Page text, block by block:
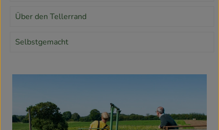
Firmenkunden
So geht’s
Blog
Rezepte
Über den Tellerrand
Selbstgemacht